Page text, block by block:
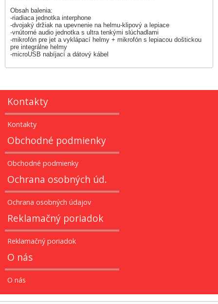
Obsah balenia:
-riadiaca jednotka interphone
-dvojaký držiak na upevnenie na helmu-klipový a lepiace
-vnútorné audio jednotka s ultra tenkými slúchadlami
-mikrofón pre jet a vyklápací helmy + mikrofón s lepiacou doštickou
pre integrálne helmy
-microUSB nabíjací a dátový kábel
Kontakty
Kontakty
Obchodné podmienky
Obchodné podmienky
Ochrana osobných úd.
Ochrana osobných údajov
Reklamačný poriadok
Reklamačný poriadok
O nás
O nás